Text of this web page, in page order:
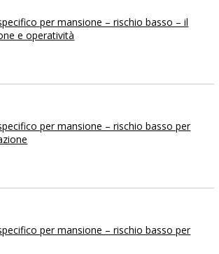
per mansione – rischio basso – il
e operatività
per mansione – rischio basso per
per mansione – rischio basso per